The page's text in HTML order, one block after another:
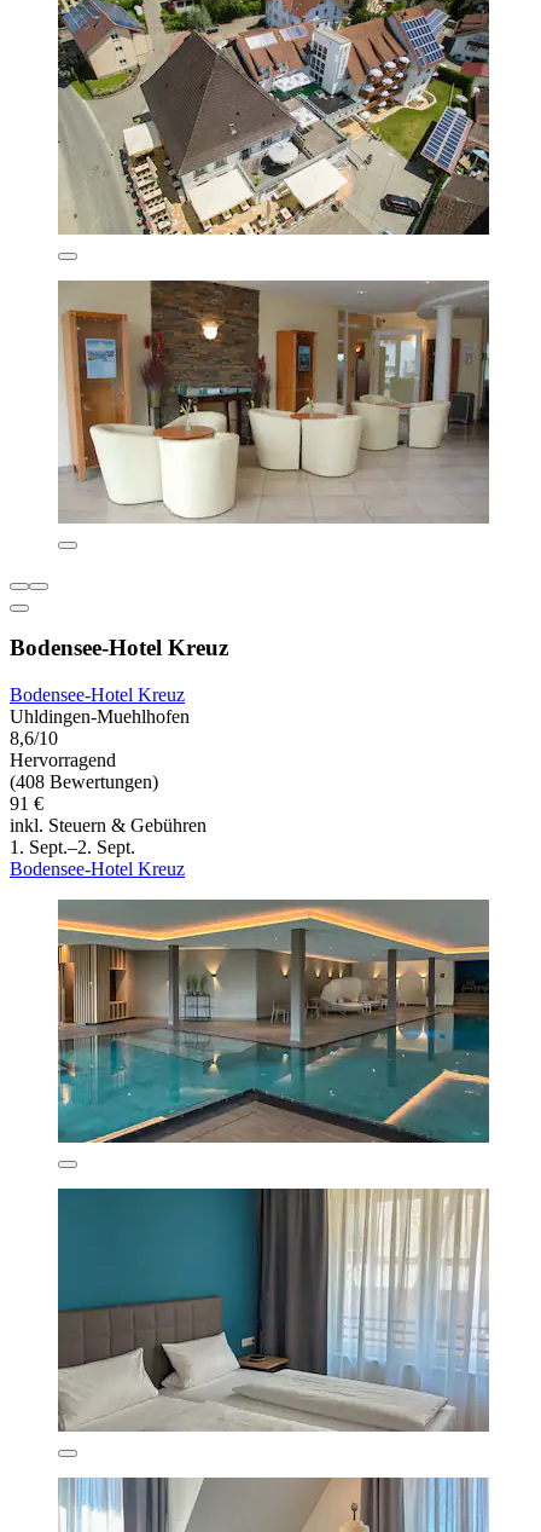
Bodensee-Hotel Kreuz
Bodensee-Hotel Kreuz
Uhldingen-Muehlhofen
8,6/10
Hervorragend
(408 Bewertungen)
91 €
inkl. Steuern & Gebühren
1. Sept.–2. Sept.
Bodensee-Hotel Kreuz